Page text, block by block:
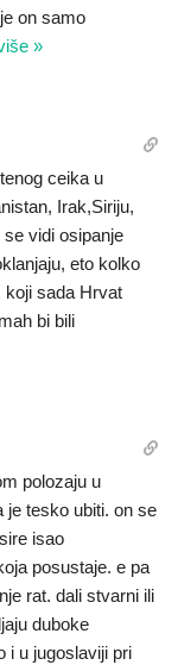
on samo
»
ceika u
Irak,Siriju,
vidi osipanje
eto kolko
koji sada Hrvat
bi bili
polozaju u
je tesko ubiti. on se
isao
posustaje. e pa
rat. dali stvarni ili
duboke
i u jugoslaviji pri